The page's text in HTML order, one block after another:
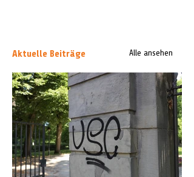
Aktuelle Beiträge Alle ansehen